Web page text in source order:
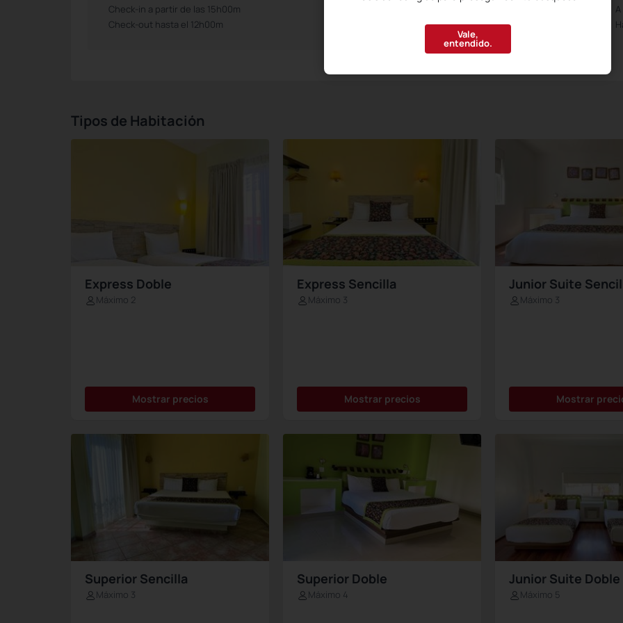
Vale,
entendido.
Check-in a partir de las 15h00m
Check-out hasta el 12h00m
Hasta las 23h30m
Tipos de Habitación
Express Doble
Máximo 2
Mostrar precios
Express Sencilla
Máximo 3
Mostrar precios
Junior Suite
Máximo 3
Mostrar
Superior Sencilla
Máximo 3
Superior Doble
Máximo 4
Junior Suite Doble
Máximo 5